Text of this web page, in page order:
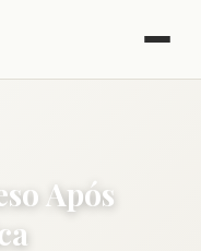
Após